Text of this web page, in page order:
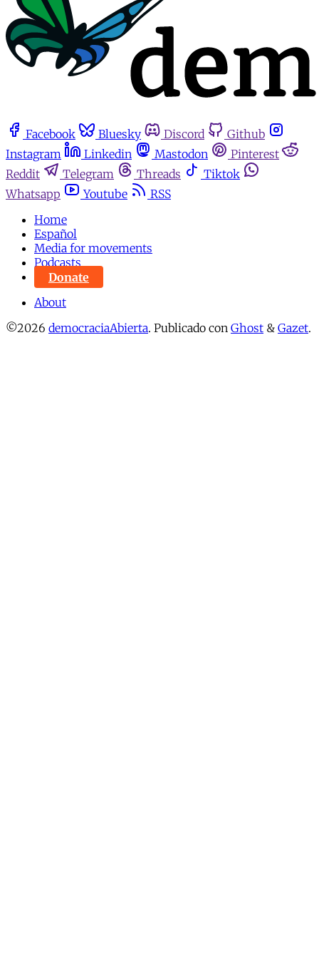
Facebook Bluesky Discord
Github
Instagram
Linkedin Mastodon
Pinterest
Reddit
Telegram Threads
Tiktok
Whatsapp
Youtube
RSS
Home
Español
Media for movements
Podcasts
Donate
About
©2026 democraciaAbierta. Publicado con Ghost & Gazet.